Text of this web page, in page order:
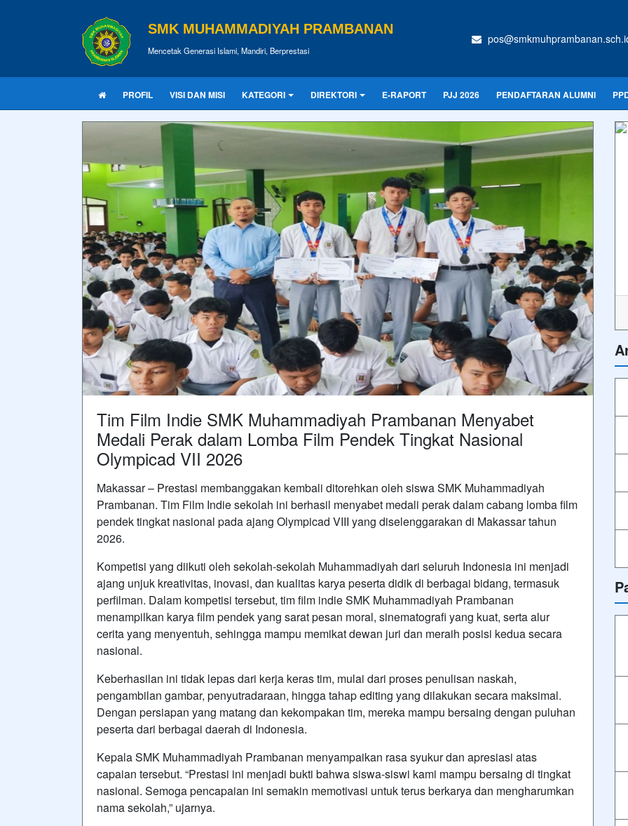
SMK MUHAMMADIYAH PRAMBANAN
Mencetak Generasi Islami, Mandiri, Berprestasi
PROFIL VISI DAN MISI KATEGORI DIREKTORI E-RAPORT PJJ 2026 PENDAFTARAN ALUMNI
Tim Film Indie SMK Muhammadiyah Prambanan Menyabet
Medali Perak dalam Lomba Film Pendek Tingkat Nasional
Olympicad VII 2026
Makassar – Prestasi membanggakan kembali ditorehkan oleh siswa SMK Muhammadiyah
Prambanan. Tim Film Indie sekolah ini berhasil menyabet medali perak dalam cabang lomba film
pendek tingkat nasional pada ajang Olympicad VIII yang diselenggarakan di Makassar tahun
2026.
Kompetisi yang diikuti oleh sekolah-sekolah Muhammadiyah dari seluruh Indonesia ini menjadi
ajang unjuk kreativitas, inovasi, dan kualitas karya peserta didik di berbagai bidang, termasuk
perfilman. Dalam kompetisi tersebut, tim film indie SMK Muhammadiyah Prambanan
menampilkan karya film pendek yang sarat pesan moral, sinematografi yang kuat, serta alur
cerita yang menyentuh, sehingga mampu memikat dewan juri dan meraih posisi kedua secara
nasional.
Keberhasilan ini tidak lepas dari kerja keras tim, mulai dari proses penulisan naskah,
pengambilan gambar, penyutradaraan, hingga tahap editing yang dilakukan secara maksimal.
Dengan persiapan yang matang dan kekompakan tim, mereka mampu bersaing dengan puluhan
peserta dari berbagai daerah di Indonesia.
Kepala SMK Muhammadiyah Prambanan menyampaikan rasa syukur dan apresiasi atas
capaian tersebut. “Prestasi ini menjadi bukti bahwa siswa-siswi kami mampu bersaing di tingkat
nasional. Semoga pencapaian ini semakin memotivasi untuk terus berkarya dan mengharumkan
nama sekolah,” ujarnya.